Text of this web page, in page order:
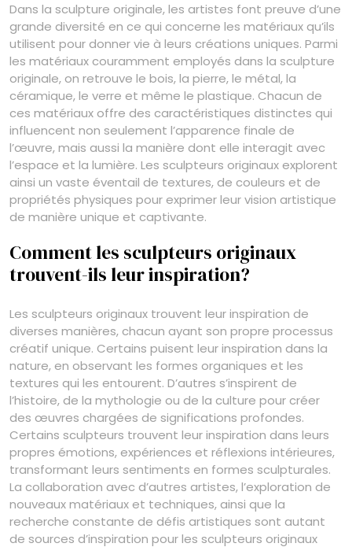
Dans la sculpture originale, les artistes font preuve d’une
grande diversité en ce qui concerne les matériaux qu’ils
utilisent pour donner vie à leurs créations uniques. Parmi
les matériaux couramment employés dans la sculpture
originale, on retrouve le bois, la pierre, le métal, la
céramique, le verre et même le plastique. Chacun de
ces matériaux offre des caractéristiques distinctes qui
influencent non seulement l’apparence finale de
l’œuvre, mais aussi la manière dont elle interagit avec
l’espace et la lumière. Les sculpteurs originaux explorent
ainsi un vaste éventail de textures, de couleurs et de
propriétés physiques pour exprimer leur vision artistique
de manière unique et captivante.
Comment les sculpteurs originaux
trouvent-ils leur inspiration?
Les sculpteurs originaux trouvent leur inspiration de
diverses manières, chacun ayant son propre processus
créatif unique. Certains puisent leur inspiration dans la
nature, en observant les formes organiques et les
textures qui les entourent. D’autres s’inspirent de
l’histoire, de la mythologie ou de la culture pour créer
des œuvres chargées de significations profondes.
Certains sculpteurs trouvent leur inspiration dans leurs
propres émotions, expériences et réflexions intérieures,
transformant leurs sentiments en formes sculpturales.
La collaboration avec d’autres artistes, l’exploration de
nouveaux matériaux et techniques, ainsi que la
recherche constante de défis artistiques sont autant
de sources d’inspiration pour les sculpteurs originaux